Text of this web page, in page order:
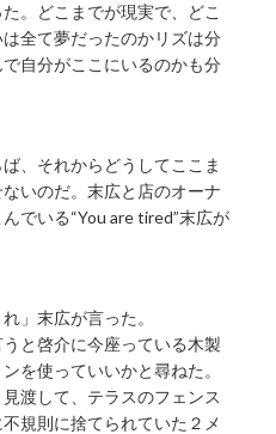
。どこまでが現実で、どこ
全て夢だったのかリズは分
自分がここにいるのかも分
、それからどうしてここま
いのだ。末広と店のオーナ
でいる“You are tired”末広が
」末広が言った。
と啓介に今座っている木製
を使っていいかと尋ねた。
渡して、テラスのフェンス
規則に捨てられていた２メ